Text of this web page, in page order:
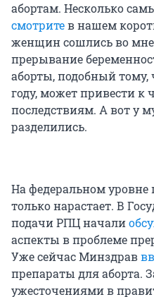
абортам. Несколько
смотритев нашем
женщин сошлись во
прерывание
аборты, подобный тому,
году, может привести
последствиям. А вот у
разделились.
На федеральном уровне
только нарастает. В
подачи РПЦ начали
аспекты в проблеме
Уже сейчас Минздрав
препараты для аборта.
ужесточениями в